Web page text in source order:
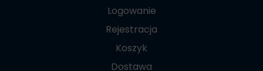
Logowanie
Rejestracja
Koszyk
Dostawa